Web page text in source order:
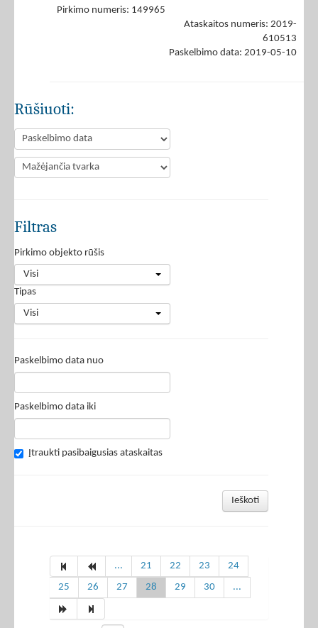
Pirkimo numeris: 149965
Ataskaitos numeris: 2019-
610513
Paskelbimo data: 2019-05-10
Rūšiuoti:
Filtras
Pirkimo objekto rūšis
Visi
Tipas
Visi
Paskelbimo data nuo
Paskelbimo data iki
Įtraukti pasibaigusias ataskaitas
Ieškoti
... 21 22 23
24
25
26 27 28 29 30 ...